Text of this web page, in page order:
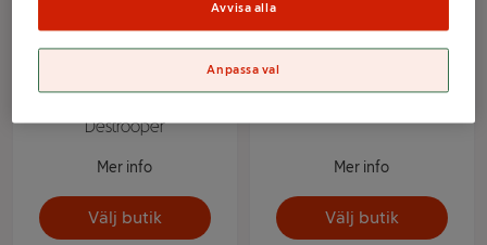
Thins 100g Jules
Destrooper
Mer info
Välj butik
Jules Destrooper
Mer info
Välj butik
Avvisa alla
Anpassa val